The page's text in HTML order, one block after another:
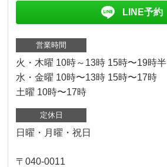
LINE予約
営業時間
火・木曜 10時～13時 15時〜19時半
水・金曜 10時〜13時 15時〜17時
土曜 10時〜17時
定休日
日曜・月曜・祝日
〒040-0011